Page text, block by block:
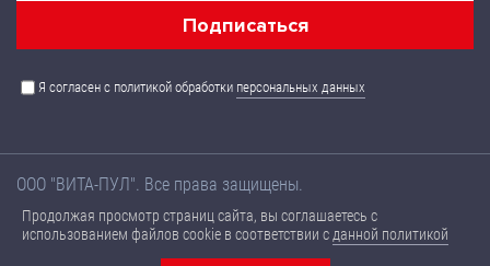
Я согласен с политикой обработки персональных данных
ООО "ВИТА-ПУЛ". Все права защищены.
Названия товаров, а также их технические характеристики,
размещенные на данном сайте, носят ознакомительный
характер, не являются публичной офертой и могут быть
Продолжая просмотр страниц сайта, вы соглашаетесь с
использованием файлов cookie в соответствии с данной политикой